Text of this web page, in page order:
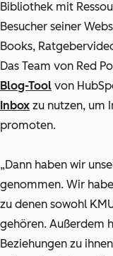
Bibliothek mit
Besucher seiner
Books,
Das Team von Red
Blog-Tool von
Inbox zu nutzen, um
promoten.
„Dann haben wir
genommen. Wir
zu denen sowohl
gehören. Außerdem
Beziehungen zu